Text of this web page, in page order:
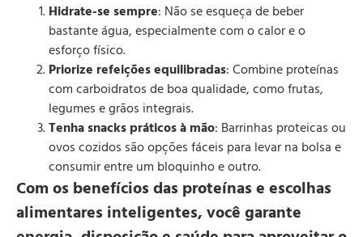
Hidrate-se sempre: Não se esqueça de beber
bastante água, especialmente com o calor e o
esforço físico.
Priorize refeições equilibradas: Combine proteínas
com carboidratos de boa qualidade, como frutas,
legumes e grãos integrais.
Tenha snacks práticos à mão: Barrinhas proteicas ou
ovos cozidos são opções fáceis para levar na bolsa e
consumir entre um bloquinho e outro.
Com os benefícios das proteínas e escolhas
alimentares inteligentes, você garante